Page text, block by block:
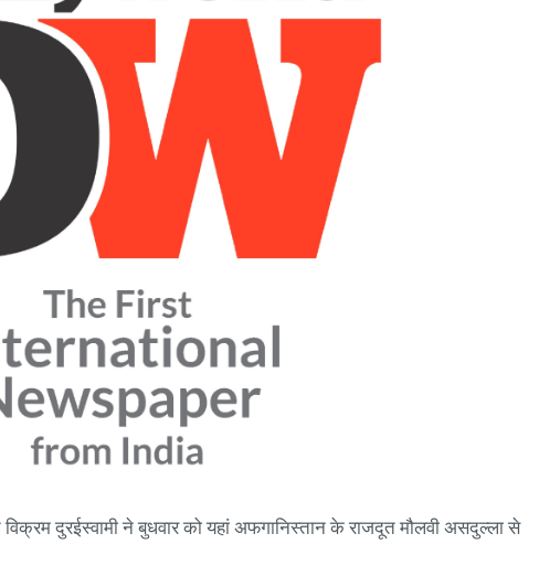
दुरईस्वामी ने बुधवार को यहां अफगानिस्तान के राजदूत मौलवी असदुल्ला से